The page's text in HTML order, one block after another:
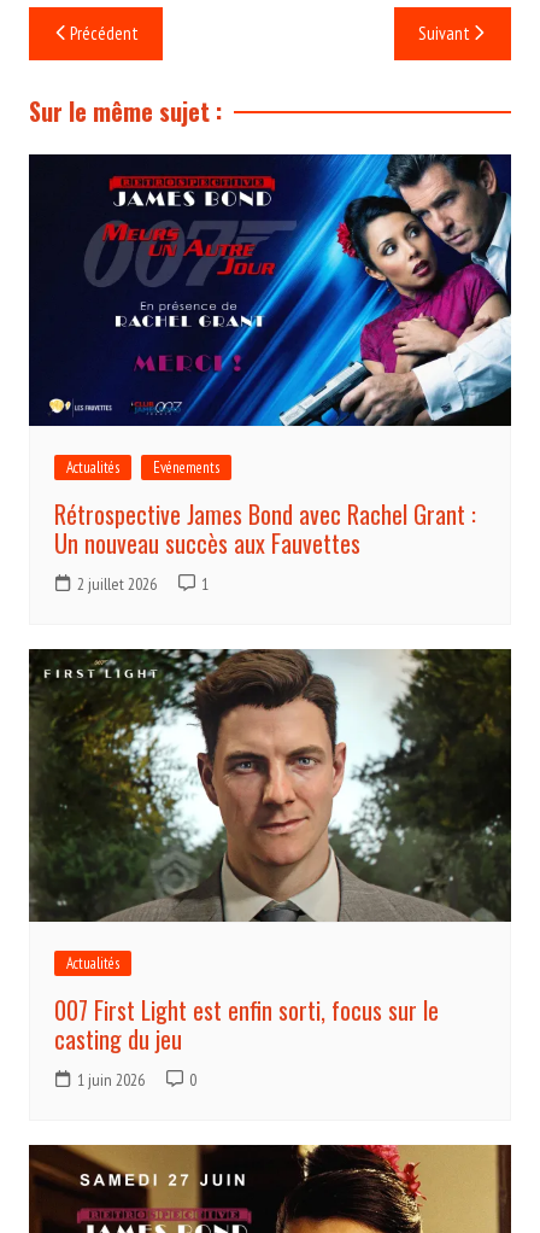
Navigation
de
l’article
Précédent Suivant
Sur le même sujet :
Actualités Evénements
Rétrospective James Bond avec Rachel Grant :
Un nouveau succès aux Fauvettes
2 juillet 2026 1
Actualités
007 First Light est enfin sorti, focus sur le
casting du jeu
1 juin 2026 0